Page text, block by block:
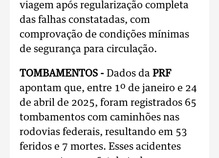
viagem após regularização completa
das falhas constatadas, com
comprovação de condições mínimas
de segurança para circulação.
TOMBAMENTOS - Dados da PRF
apontam que, entre 1º de janeiro e 24
de abril de 2025, foram registrados 65
tombamentos com caminhões nas
rodovias federais, resultando em 53
feridos e 7 mortes. Esses acidentes